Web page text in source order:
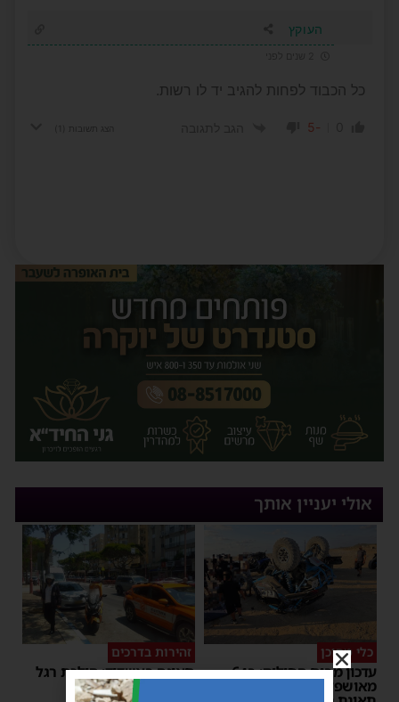
העוקץ
כל הכבוד לפחות להגיב יד לו רשות.
-5 הצג תשובות
אולי יעניין אותך
כלי מסוכן
עדכון מבית החולים: בן 6
מאושפז בטיפול נמרץ לאחר
זהירות בדרכים
תאונה באשדוד: הולכת רגל
נפגעה מרכב חולף
12:22